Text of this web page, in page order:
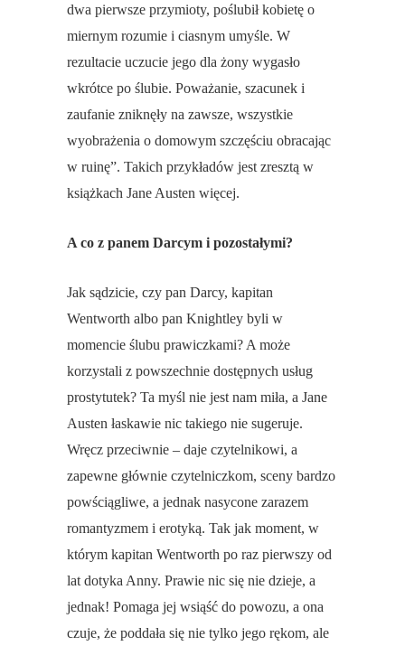
dwa pierwsze przymioty, poślubił kobietę o
miernym rozumie i ciasnym umyśle. W
rezultacie uczucie jego dla żony wygasło
wkrótce po ślubie. Poważanie, szacunek i
zaufanie zniknęły na zawsze, wszystkie
wyobrażenia o domowym szczęściu obracając
w ruinę”. Takich przykładów jest zresztą w
książkach Jane Austen więcej.
A co z panem Darcym i pozostałymi?
Jak sądzicie, czy pan Darcy, kapitan
Wentworth albo pan Knightley byli w
momencie ślubu prawiczkami? A może
korzystali z powszechnie dostępnych usług
prostytutek? Ta myśl nie jest nam miła, a Jane
Austen łaskawie nic takiego nie sugeruje.
Wręcz przeciwnie – daje czytelnikowi, a
zapewne głównie czytelniczkom, sceny bardzo
powściągliwe, a jednak nasycone zarazem
romantyzmem i erotyką. Tak jak moment, w
którym kapitan Wentworth po raz pierwszy od
lat dotyka Anny. Prawie nic się nie dzieje, a
jednak! Pomaga jej wsiąść do powozu, a ona
czuje, że poddała się nie tylko jego rękom, ale